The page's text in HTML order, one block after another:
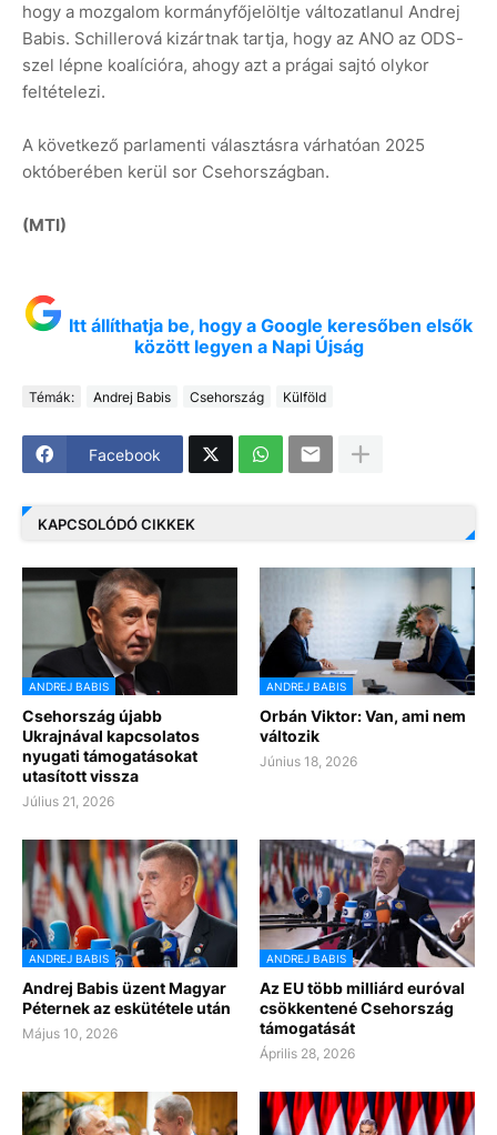
hogy a mozgalom kormányfőjelöltje változatlanul Andrej
Babis. Schillerová kizártnak tartja, hogy az ANO az ODS-
szel lépne koalícióra, ahogy azt a prágai sajtó olykor
feltételezi.
A következő parlamenti választásra várhatóan 2025
októberében kerül sor Csehországban.
(MTI)
Itt állíthatja be, hogy a Google keresőben elsők
között legyen a Napi Újság
Témák: Andrej Babis Csehország Külföld
Facebook
KAPCSOLÓDÓ CIKKEK
ANDREJ BABIS
Csehország újabb
Ukrajnával kapcsolatos
nyugati támogatásokat
utasított vissza
Július 21, 2026
ANDREJ BABIS
Orbán Viktor: Van, ami nem
változik
Június 18, 2026
ANDREJ BABIS
Andrej Babis üzent Magyar
Péternek az eskütétele után
Május 10, 2026
ANDREJ BABIS
Az EU több milliárd euróval
csökkentené Csehország
támogatását
Április 28, 2026